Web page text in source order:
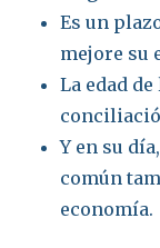
Es un
mejore su
La edad
Y en su
común
economía.